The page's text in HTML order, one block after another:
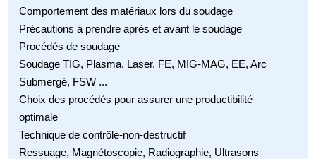
Comportement des matériaux lors du soudage
Précautions à prendre après et avant le soudage
Procédés de soudage
Soudage TIG, Plasma, Laser, FE, MIG-MAG, EE, Arc
Submergé, FSW ...
Choix des procédés pour assurer une productibilité
optimale
Technique de contrôle-non-destructif
Ressuage, Magnétoscopie, Radiographie, Ultrasons